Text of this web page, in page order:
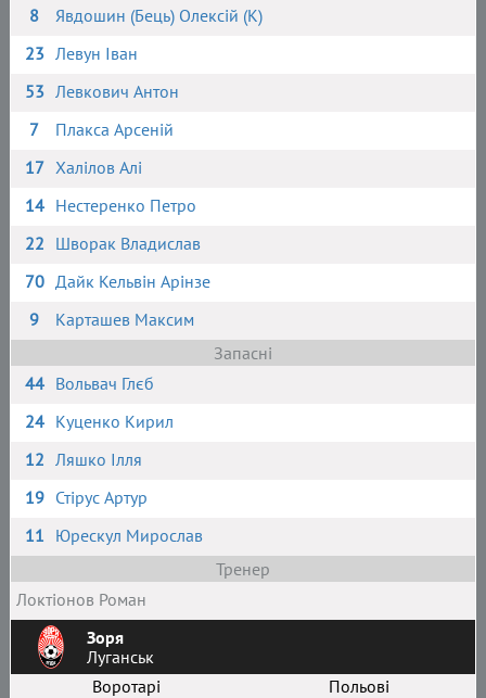
8
Явдошин (Бець) Олексій (К)
23 Левун Іван
53 Левкович Антон
7
Плакса Арсеній
17 Халілов Алі
14 Нестеренко Петро
22 Шворак Владислав
70 Дайк Кельвін Арінзе
9
Карташев Максим
Запасні
44 Вольвач Глєб
24 Куценко Кирил
12 Ляшко Ілля
19 Стірус Артур
11 Юрескул Мирослав
Тренер
Локтіонов Роман
Зоря
Луганськ
Воротарі
Польові